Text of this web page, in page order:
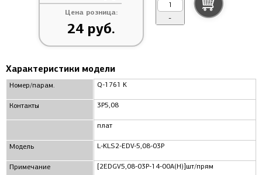
Цена розница:
24 руб.
-
Характеристики модели
Номер/парам.
Контакты
Модель
Примечание
Q-1761 K
3P5,08
плат
L-KLS2-EDV-5,08-03P
[2EDGV5,08-03P-14-00A(H)]шт/прям